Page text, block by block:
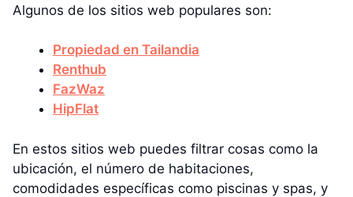
Algunos de los sitios web populares son:
Propiedad en Tailandia
Renthub
FazWaz
HipFlat
En estos sitios web puedes filtrar cosas como la
ubicación, el número de habitaciones,
comodidades específicas como piscinas y spas, y